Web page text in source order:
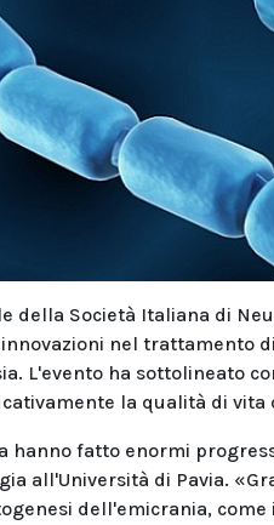
della Società Italiana di
nel trattamento
L'evento ha sottolineato
la qualità di vita
hanno fatto enormi
all'Università di Pavia.
dell'emicrania,